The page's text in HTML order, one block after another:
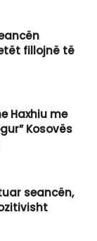
fillojnë të
Haxhiu me
Kosovës
seancën,